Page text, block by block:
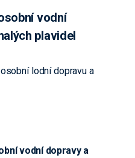
vodní
plavidel
lodní dopravu a
vodní dopravy a